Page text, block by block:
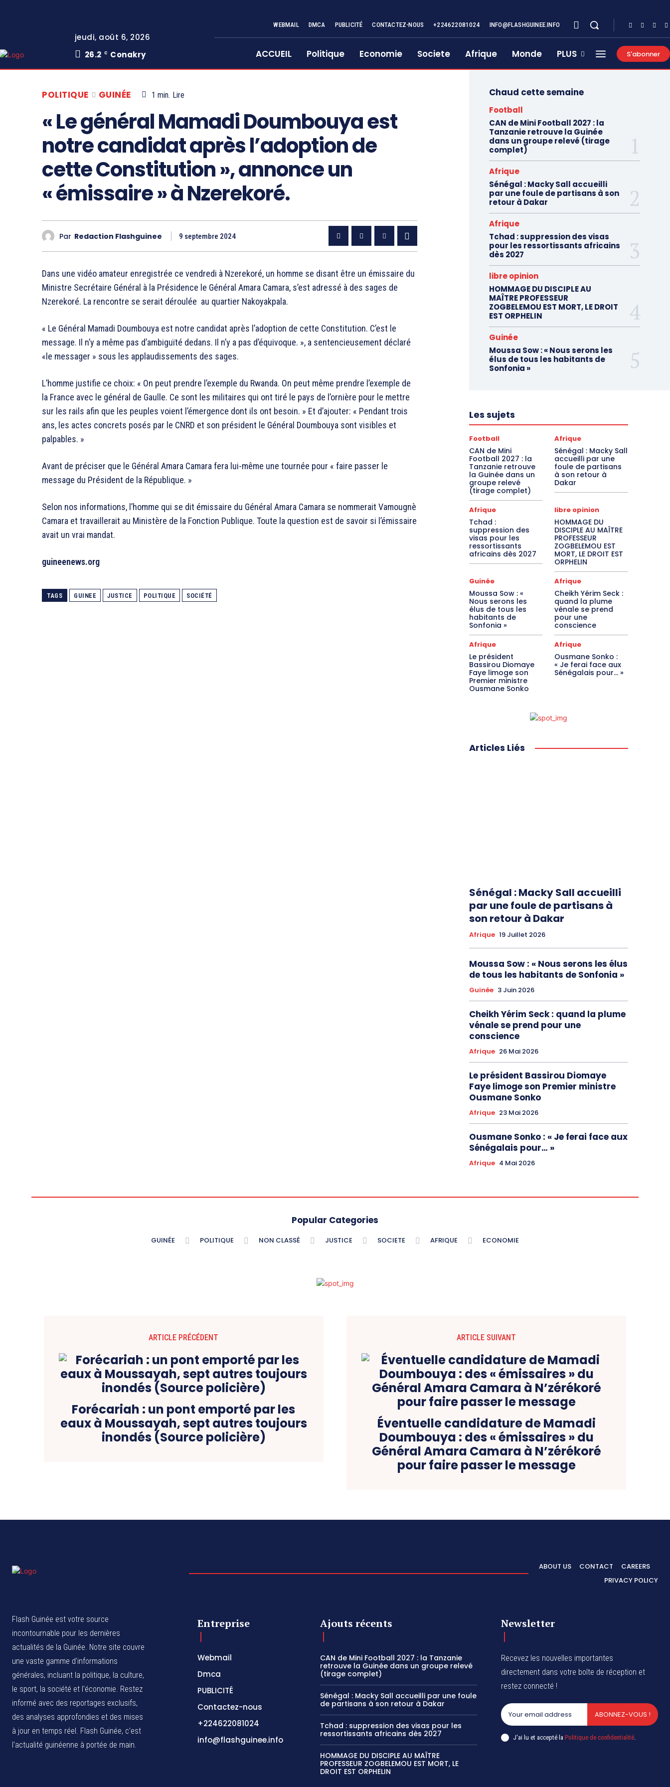
jeudi, août 6, 2026
26.2 C Conakry
WEBMAIL DMCA PUBLICITÉ CONTACTEZ-NOUS +224622081024 INFO@FLASHGUINEE.INFO
ACCUEIL Politique Economie Societe Afrique Monde PLUS S'abonner
POLITIQUE GUINÉE 1 min. Lire
« Le général Mamadi Doumbouya est
notre candidat après l’adoption de
cette Constitution », annonce un
« émissaire » à Nzerekoré.
Par Redaction Flashguinee 9 septembre 2024
Dans une vidéo amateur enregistrée ce vendredi à Nzerekoré, un homme se disant être un émissaire du
Ministre Secrétaire Général à la Présidence le Général Amara Camara, s’est adressé à des sages de
Nzerekoré. La rencontre se serait déroulée au quartier Nakoyakpala.
« Le Général Mamadi Doumbouya est notre candidat après l’adoption de cette Constitution. C’est le
message. Il n’y a même pas d’ambiguïté dedans. Il n’y a pas d’équivoque. », a sentencieusement déclaré
«le messager » sous les applaudissements des sages.
L’homme justifie ce choix: « On peut prendre l’exemple du Rwanda. On peut même prendre l’exemple de
la France avec le général de Gaulle. Ce sont les militaires qui ont tiré le pays de l’ornière pour le mettre
sur les rails afin que les peuples voient l’émergence dont ils ont besoin. » Et d’ajouter: « Pendant trois
ans, les actes concrets posés par le CNRD et son président le Général Doumbouya sont visibles et
palpables. »
Avant de préciser que le Général Amara Camara fera lui-même une tournée pour « faire passer le
message du Président de la République. »
Selon nos informations, l’homme qui se dit émissaire du Général Amara Camara se nommerait Vamougnè
Camara et travaillerait au Ministère de la Fonction Publique. Toute la question est de savoir si l’émissaire
avait un vrai mandat.
guineenews.org
TAGS GUINEE JUSTICE POLITIQUE SOCIÉTÉ
Chaud cette semaine
Football
CAN de Mini Football 2027 : la
Tanzanie retrouve la Guinée
dans un groupe relevé (tirage
complet)
Afrique
Sénégal : Macky Sall accueilli
par une foule de partisans à son
retour à Dakar
Afrique
Tchad : suppression des visas
pour les ressortissants africains
dès 2027
libre opinion
HOMMAGE DU DISCIPLE AU
MAÎTRE PROFESSEUR
ZOGBELEMOU EST MORT, LE DROIT
EST ORPHELIN
Guinée
Moussa Sow : « Nous serons les
élus de tous les habitants de
Sonfonia »
Les sujets
Football
CAN de Mini
Football 2027 : la
Tanzanie retrouve
la Guinée dans un
groupe relevé
(tirage complet)
Afrique
Sénégal : Macky Sall
accueilli par une
foule de partisans
à son retour à
Dakar
Afrique
Tchad :
suppression des
visas pour les
ressortissants
africains dès 2027
libre opinion
HOMMAGE DU
DISCIPLE AU MAÎTRE
PROFESSEUR
ZOGBELEMOU EST
MORT, LE DROIT EST
ORPHELIN
Guinée
Moussa Sow : «
Nous serons les
élus de tous les
habitants de
Sonfonia »
Afrique
Cheikh Yérim Seck :
quand la plume
vénale se prend
pour une
conscience
Afrique
Le président
Bassirou Diomaye
Faye limoge son
Premier ministre
Ousmane Sonko
Afrique
Ousmane Sonko :
« Je ferai face aux
Sénégalais pour… »
Articles Liés
Sénégal : Macky Sall accueilli
par une foule de partisans à
son retour à Dakar
Afrique 19 Juillet 2026
Moussa Sow : « Nous serons les élus
de tous les habitants de Sonfonia »
Guinée 3 Juin 2026
Cheikh Yérim Seck : quand la plume
vénale se prend pour une
conscience
Afrique 26 Mai 2026
Le président Bassirou Diomaye
Faye limoge son Premier ministre
Ousmane Sonko
Afrique 23 Mai 2026
Ousmane Sonko : « Je ferai face aux
Sénégalais pour… »
Afrique 4 Mai 2026
Popular Categories
GUINÉE POLITIQUE NON CLASSÉ JUSTICE SOCIETE AFRIQUE ECONOMIE
ARTICLE PRÉCÉDENT
Forécariah : un pont emporté par les
eaux à Moussayah, sept autres toujours
inondés (Source policière)
ARTICLE SUIVANT
Éventuelle candidature de Mamadi
Doumbouya : des « émissaires » du
Général Amara Camara à N’zérékoré
pour faire passer le message
ABOUT US CONTACT
CAREERS
PRIVACY POLICY
Flash Guinée est votre source
incontournable pour les dernières
actualités de la Guinée. Notre site couvre
une vaste gamme d'informations
générales, incluant la politique, la culture,
le sport, la société et l'économie. Restez
informé avec des reportages exclusifs,
des analyses approfondies et des mises
à jour en temps réel. Flash Guinée, c'est
l'actualité guinéenne à portée de main.
Entreprise
Webmail
Dmca
PUBLICITÉ
Contactez-nous
+224622081024
info@flashguinee.info
Ajouts récents
CAN de Mini Football 2027 : la Tanzanie
retrouve la Guinée dans un groupe relevé
(tirage complet)
Sénégal : Macky Sall accueilli par une foule
de partisans à son retour à Dakar
Tchad : suppression des visas pour les
ressortissants africains dès 2027
HOMMAGE DU DISCIPLE AU MAÎTRE
PROFESSEUR ZOGBELEMOU EST MORT, LE
DROIT EST ORPHELIN
Newsletter
Recevez les nouvelles importantes
directement dans votre boîte de réception et
restez connecté !
ABONNEZ-VOUS !
J'ai lu et accepté laPolitique de confidentialité